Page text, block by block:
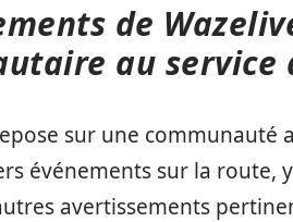
de
au service
sur une communauté
événements sur la route,
avertissements